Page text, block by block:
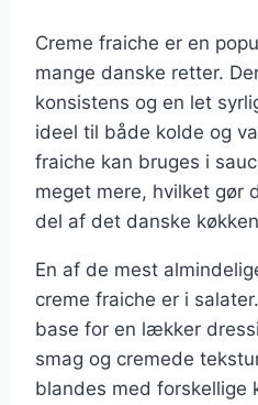
Creme fraiche er en
mange danske retter.
konsistens og en let
ideel til både kolde og
fraiche kan bruges i
meget mere, hvilket gør
del af det danske
En af de mest
creme fraiche er i
base for en lækker
smag og cremede
blandes med forskellige